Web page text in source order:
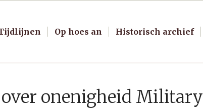
Op hoes an Historisch archief
over onenigheid Military